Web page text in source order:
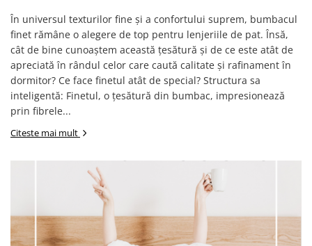
În universul texturilor fine și a confortului suprem, bumbacul
finet rămâne o alegere de top pentru lenjeriile de pat. Însă,
cât de bine cunoaștem această țesătură și de ce este atât de
apreciată în rândul celor care caută calitate și rafinament în
dormitor? Ce face finetul atât de special? Structura sa
inteligentă: Finetul, o țesătură din bumbac, impresionează
prin fibrele...
Citeste mai mult